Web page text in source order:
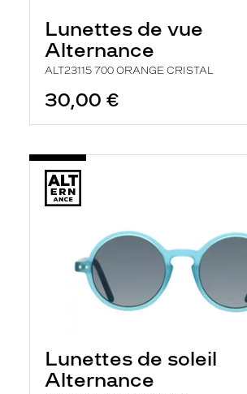
Lunettes de vue
Alternance
ALT23115 700 ORANGE CRISTAL
30,00 €
Lunettes de soleil
Alternance